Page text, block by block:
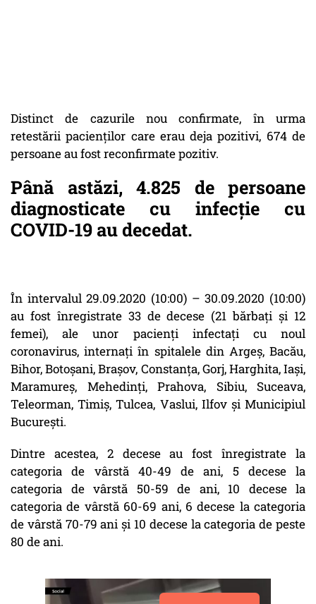
Distinct de cazurile nou confirmate, în urma
retestării pacienților care erau deja pozitivi, 674 de
persoane au fost reconfirmate pozitiv.
Până astăzi, 4.825 de persoane
diagnosticate cu infecție cu
COVID-19 au decedat.
În intervalul 29.09.2020 (10:00) – 30.09.2020 (10:00)
au fost înregistrate 33 de decese (21 bărbați și 12
femei), ale unor pacienți infectați cu noul
coronavirus, internați în spitalele din Argeș, Bacău,
Bihor, Botoșani, Brașov, Constanța, Gorj, Harghita, Iași,
Maramureș, Mehedinți, Prahova, Sibiu, Suceava,
Teleorman, Timiș, Tulcea, Vaslui, Ilfov și Municipiul
București.
Dintre acestea, 2 decese au fost înregistrate la
categoria de vârstă 40-49 de ani, 5 decese la
categoria de vârstă 50-59 de ani, 10 decese la
categoria de vârstă 60-69 ani, 6 decese la categoria
de vârstă 70-79 ani și 10 decese la categoria de peste
80 de ani.